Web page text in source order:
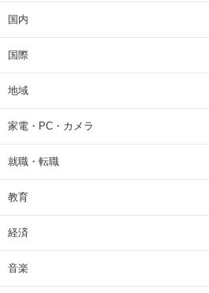
国内
国際
地域
家電・PC・カメラ
就職・転職
教育
経済
音楽